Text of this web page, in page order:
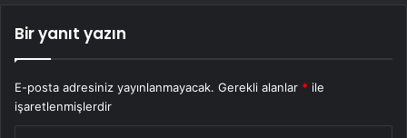
Bir yanıt yazın
E-posta adresiniz yayınlanmayacak. Gerekli alanlar * ile
işaretlenmişlerdir